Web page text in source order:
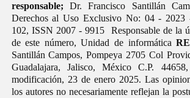
responsable; Dr. Francisco Santillán
Derechos al Uso Exclusivo No: 04 - 2023
102, ISSN 2007 - 9915 Responsable de la
de este número, Unidad de informática
Santillán Campos, Pompeya 2705 Col
Guadalajara, Jalisco, México C.P.
modificación, 23 de enero 2025. Las
los autores no necesariamente reflejan la